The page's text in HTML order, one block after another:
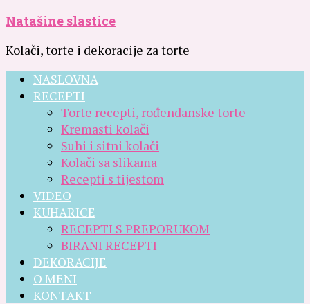
Natašine slastice
Kolači, torte i dekoracije za torte
NASLOVNA
RECEPTI
Torte recepti, rođendanske torte
Kremasti kolači
Suhi i sitni kolači
Kolači sa slikama
Recepti s tijestom
VIDEO
KUHARICE
RECEPTI S PREPORUKOM
BIRANI RECEPTI
DEKORACIJE
O MENI
KONTAKT